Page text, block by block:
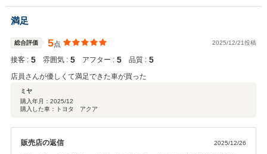
しく思います。オイル交換やメンテナンスなどのお車のことで何か御
座いましたらお気軽にご連絡下さい。今後とも末永いお付き合いの程
満足
総合評価 5点 2025/12/21投稿
接客 : 5 雰囲気 : 5 アフター : 5 品質 : 5
店員さんが優しくて満足できた車が買った
ミヤ
購入年月： 2025/12
購入した車：トヨタ アクア
販売店の返信 2025/12/26